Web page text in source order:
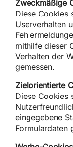
Zweckmäßige
Diese Cookies
Userverhalten
mithilfe dieser
Verhalten der
gemessen.
Zielorientierte
Diese Cookies
eingegebene
Formulardaten